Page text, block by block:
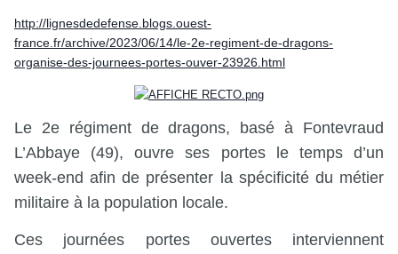
http://lignesdedefense.blogs.ouest-
france.fr/archive/2023/06/14/le-2e-regiment-de-dragons-
organise-des-journees-portes-ouver-23926.html
Le 2e régiment de dragons, basé à Fontevraud
L’Abbaye (49), ouvre ses portes le temps d’un
week-end afin de présenter la spécificité du métier
militaire à la population locale.
Ces journées portes ouvertes interviennent